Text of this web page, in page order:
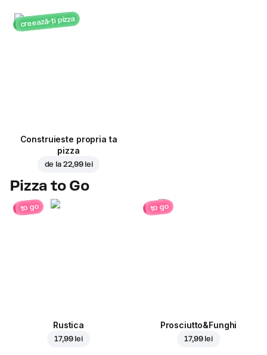
creează-ți pizza
Construieste propria ta
pizza
de la 22,99 lei
Pizza to Go
to go
Rustica
17,99 lei
to go
Prosciutto&Funghi
17,99 lei